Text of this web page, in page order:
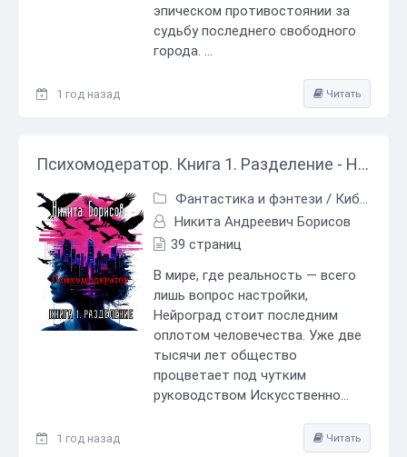
эпическом противостоянии за
судьбу последнего свободного
города. ...
1 год назад Читать
Психомодератор. Книга 1. Разделение - Никита Андреевич Борисов
Фантастика и фэнтези / Киберпанк
Никита Андреевич Борисов
39 страниц
В мире, где реальность — всего
лишь вопрос настройки,
Нейроград стоит последним
оплотом человечества. Уже две
тысячи лет общество
процветает под чутким
руководством Искусственно...
1 год назад Читать